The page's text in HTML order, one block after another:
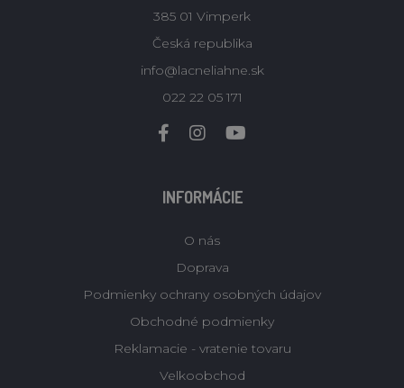
385 01 Vimperk
Česká republika
info@lacneliahne.sk
022 22 05 171
INFORMÁCIE
O nás
Doprava
Podmienky ochrany osobných údajov
Obchodné podmienky
Reklamacie - vratenie tovaru
Velkoobchod